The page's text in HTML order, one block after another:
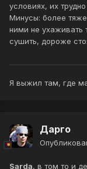
условиях, их
Минусы: более
ними не ухаживать
сушить, дороже
Я выжил там, где
Дарго
Sarda, в том то и